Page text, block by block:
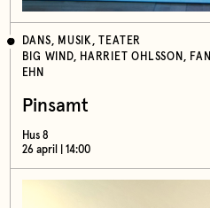
DANS, MUSIK, TEATER
BIG WIND, HARRIET OHLSSON,
EHN
Pinsamt
Hus 8
26 april | 14:00